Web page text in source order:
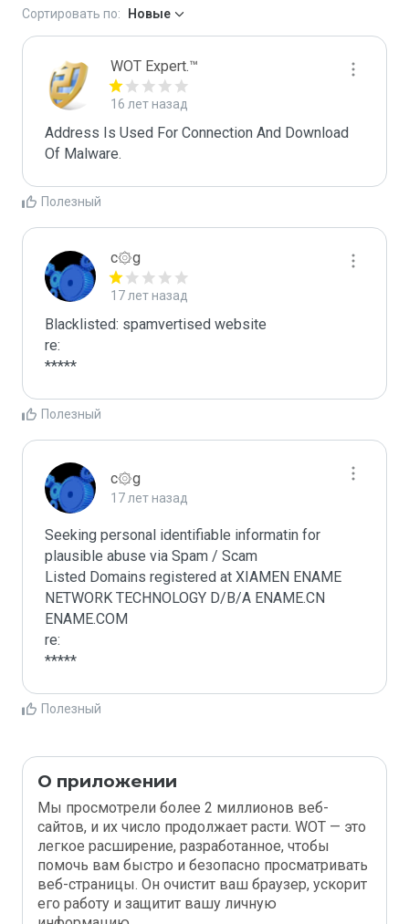
Сортировать по: Новые
WOT Expert.™
16 лет назад
Address Is Used For Connection And Download
Of Malware.
Полезный
c۞g
17 лет назад
Blacklisted: spamvertised website
re:
*****
Полезный
c۞g
17 лет назад
Seeking personal identifiable informatin for
plausible abuse via Spam / Scam
Listed Domains registered at XIAMEN ENAME
NETWORK TECHNOLOGY D/B/A ENAME.CN
ENAME.COM
re:
*****
Полезный
О приложении
Мы просмотрели более 2 миллионов веб-
сайтов, и их число продолжает расти. WOT — это
легкое расширение, разработанное, чтобы
помочь вам быстро и безопасно просматривать
веб-страницы. Он очистит ваш браузер, ускорит
его работу и защитит вашу личную